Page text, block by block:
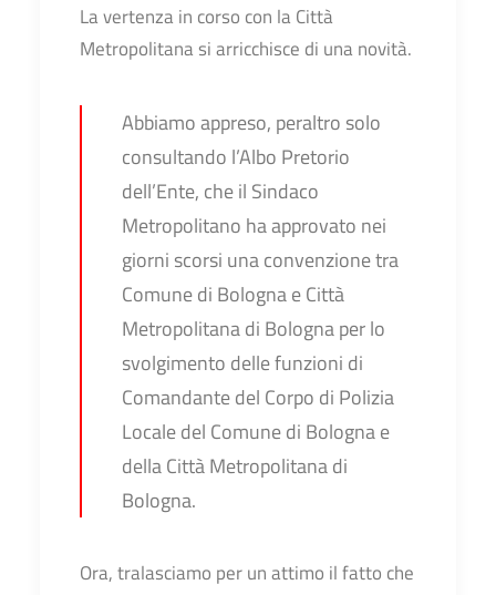
La vertenza in corso con la Città
Metropolitana si arricchisce di una novità.
Abbiamo appreso, peraltro solo
consultando l’Albo Pretorio
dell’Ente, che il Sindaco
Metropolitano ha approvato nei
giorni scorsi una convenzione tra
Comune di Bologna e Città
Metropolitana di Bologna per lo
svolgimento delle funzioni di
Comandante del Corpo di Polizia
Locale del Comune di Bologna e
della Città Metropolitana di
Bologna.
Ora, tralasciamo per un attimo il fatto che